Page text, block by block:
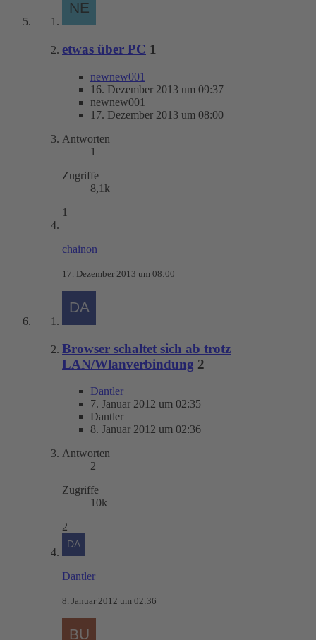
etwas über PC 1
newnew001
16. Dezember 2013 um 09:37
newnew001
17. Dezember 2013 um 08:00
Antworten
1
Zugriffe
8,1k
1
chainon
17. Dezember 2013 um 08:00
Browser schaltet sich ab trotz
LAN/Wlanverbindung 2
Dantler
7. Januar 2012 um 02:35
Dantler
8. Januar 2012 um 02:36
Antworten
2
Zugriffe
10k
2
Dantler
8. Januar 2012 um 02:36